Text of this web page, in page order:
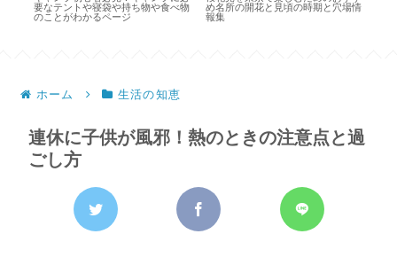
要なテントや寝袋や持ち物や食べ物
のことがわかるページ
め名所の開花と見頃の時期と穴場情
報集
ホーム 生活の知恵
連休に子供が風邪！熱のときの注意点と過
ごし方